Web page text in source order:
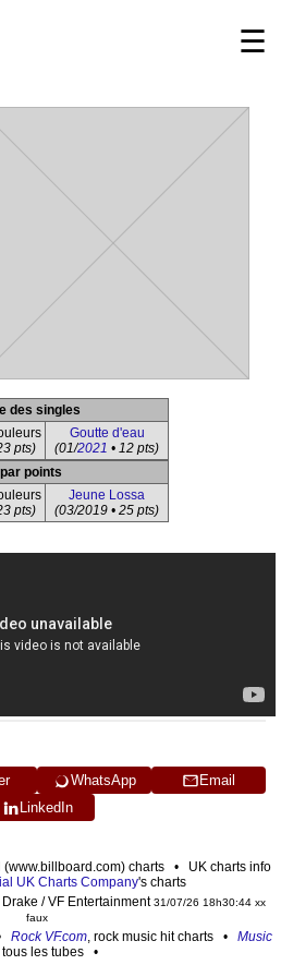
☰
des singles
pts)
Goutte d'eau
(01/2021 • 12 pts)
points
pts)
Jeune Lossa
(03/2019 • 25 pts)
WhatsApp
Email
LinkedIn
(www.billboard.com) charts • UK charts info
UK Charts Company's charts
/ VF Entertainment31/07/26 18h30:44 xx
faux
Rock VF.com, rock music hit charts • Music
tous les tubes •